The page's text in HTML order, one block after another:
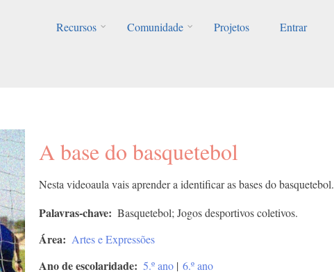
Recursos
Comunidade Projetos Entrar
A base do basquetebol
Nesta videoaula vais aprender a identificar as bases do basquetebol.
Palavras-chave Basquetebol; Jogos desportivos coletivos.
Área Artes e Expressões
Ano de escolaridade 5.º ano | 6.º ano